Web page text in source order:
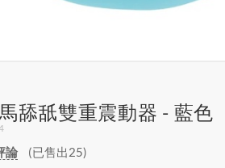
舔舐雙重震動器 - 藍色
論 (已售出25)